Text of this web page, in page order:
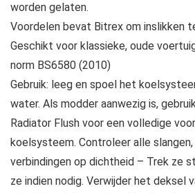
worden gelaten.
Voordelen bevat Bitrex om inslikken
Geschikt voor klassieke, oude
norm BS6580 (2010)
Gebruik: leeg en spoel het
water. Als modder aanwezig is,
Radiator Flush voor een volledige
koelsysteem. Controleer alle
verbindingen op dichtheid – Trek ze
ze indien nodig. Verwijder het deksel